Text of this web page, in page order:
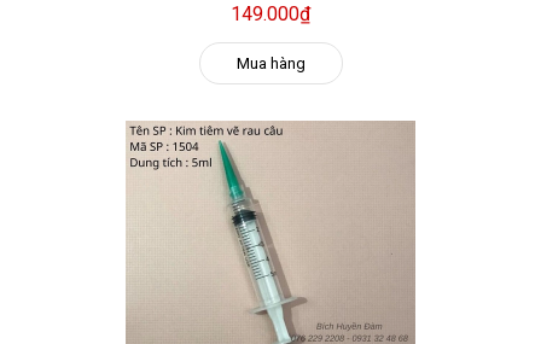
149.000₫
Mua hàng